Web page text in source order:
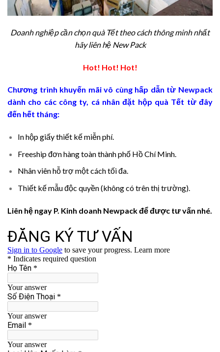
Doanh nghiệp cần chọn quà Tết theo cách thông minh nhất
hãy liên hệ New Pack
Hot! Hot! Hot!
Chương trình khuyến mãi vô cùng hấp dẫn từ Newpack
dành cho các công ty, cá nhân đặt hộp quà Tết từ đây
đến hết tháng:
In hộp giấy thiết kế miễn phí.
Freeship đơn hàng toàn thành phố Hồ Chí Minh.
Nhân viên hỗ trợ một cách tối đa.
Thiết kế mẫu độc quyền (không có trên thị trường).
Liên hệ ngay P. Kinh doanh Newpack để được tư vấn nhé.